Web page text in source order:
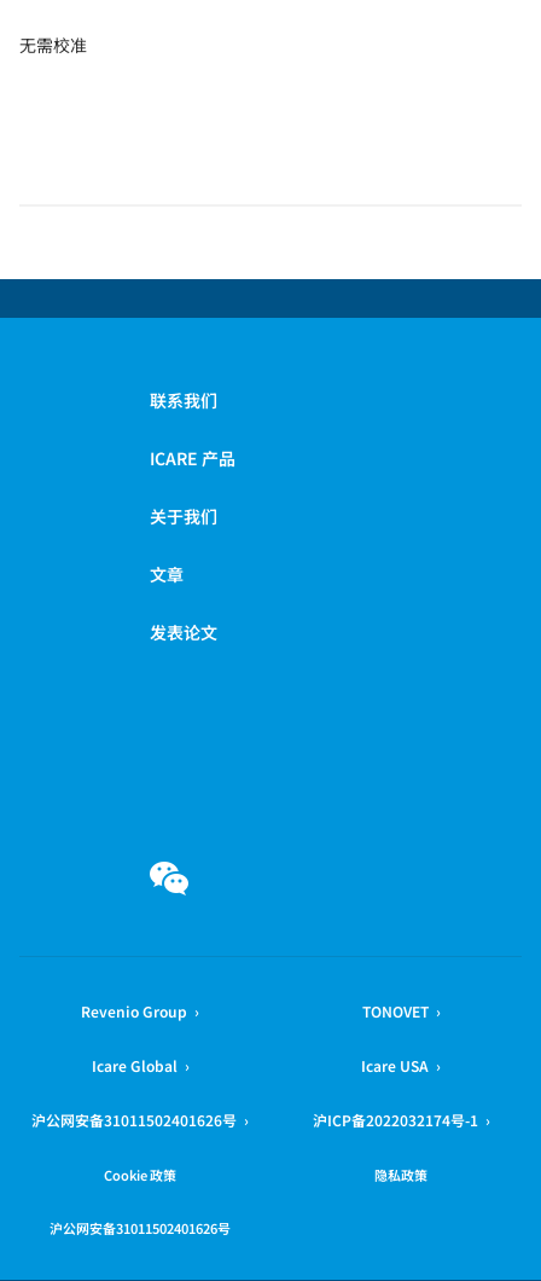
无需校准
联系我们
ICARE 产品
关于我们
文章
发表论文
Revenio Group › TONOVET ›
Icare Global › Icare USA ›
沪公网安备31011502401626号 › 沪ICP备2022032174号-1 ›
Cookie 政策 隐私政策
沪公网安备31011502401626号